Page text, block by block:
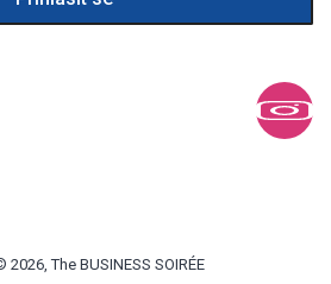
The BUSINESS SOIRÉE